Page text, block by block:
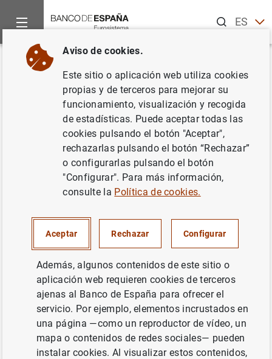
ESEN
Inicio Noticias y eventos
Volver
Estado financiero consolidado
del Eurosistema a 17 de mayo
de 2002
SITUACIÓN ECONÓMICA
POLÍTICA MONETARIA
Estado financiero consolidado del
Eurosistema a 17 de mayo de 2002
Aviso de cookies.
Este sitio o aplicación web utiliza cookies
propias y de terceros para mejorar su
funcionamiento, visualización y recogida
de estadísticas. Puede aceptar todas las
cookies pulsando el botón "Aceptar",
rechazarlas pulsando el botón “Rechazar”
o configurarlas pulsando el botón
"Configurar". Para más información,
consulte la Política de cookies.
Aceptar Rechazar Configurar
Además, algunos contenidos de este sitio o
aplicación web requieren cookies de terceros
ajenas al Banco de España para ofrecer el
servicio. Por ejemplo, elementos incrustados en
una página —como un reproductor de vídeo, un
mapa o contenidos de redes sociales— pueden
instalar cookies. Al visualizar estos contenidos,